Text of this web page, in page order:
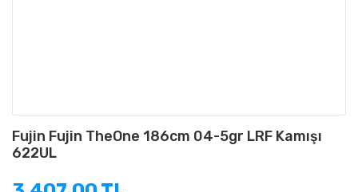
Fujin Fujin TheOne 186cm 04-5gr LRF Kamışı
622UL